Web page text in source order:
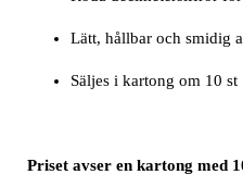
Lätt, hållbar och smidig
Säljes i kartong om 10 st
Priset avser en kartong med